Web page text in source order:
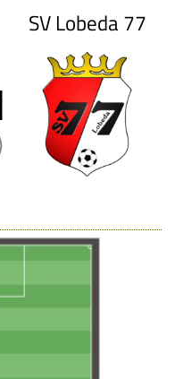
SV Lobeda 77